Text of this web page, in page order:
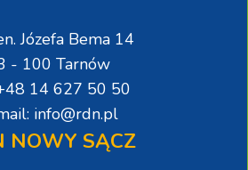
Józefa Bema 14
- 100 Tarnów
14 627 50 50
info@rdn.pl
NOWY SĄCZ